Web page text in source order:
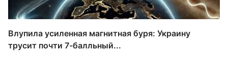
Влупила усиленная магнитная буря: Украину
трусит почти 7-балльный...